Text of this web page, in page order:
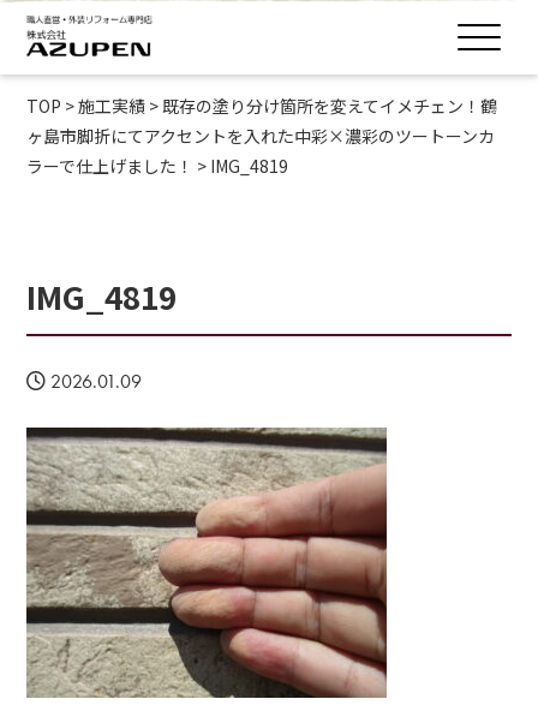
TOP >施工実績 >既存の塗り分け箇所を変えてイメチェン！鶴
ヶ島市脚折にてアクセントを入れた中彩×濃彩のツートーンカ
ラーで仕上げました！ > IMG_4819
IMG_4819
2026.01.09